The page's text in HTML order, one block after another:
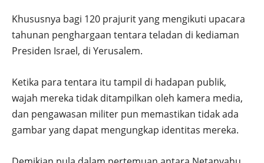
Khususnya bagi 120 prajurit yang mengikuti upacara
tahunan penghargaan tentara teladan di kediaman
Presiden Israel, di Yerusalem.
Ketika para tentara itu tampil di hadapan publik,
wajah mereka tidak ditampilkan oleh kamera media,
dan pengawasan militer pun memastikan tidak ada
gambar yang dapat mengungkap identitas mereka.